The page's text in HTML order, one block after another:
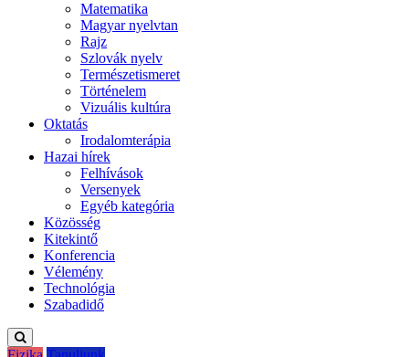
Matematika
Magyar nyelvtan
Rajz
Szlovák nyelv
Természetismeret
Történelem
Vizuális kultúra
Oktatás
Irodalomterápia
Hazai hírek
Felhívások
Versenyek
Egyéb kategória
Közösség
Kitekintő
Konferencia
Vélemény
Technológia
Szabadidő